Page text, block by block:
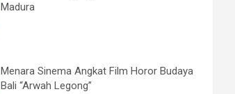
Madura
Menara Sinema Angkat Film Horor Budaya
Bali “Arwah Legong”